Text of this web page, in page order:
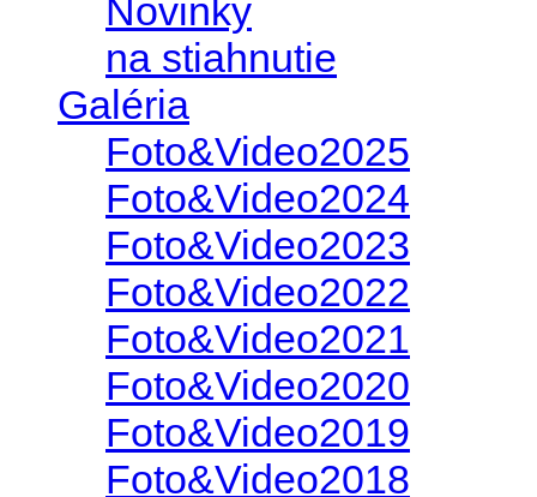
Novinky
na stiahnutie
Galéria
Foto&Video2025
Foto&Video2024
Foto&Video2023
Foto&Video2022
Foto&Video2021
Foto&Video2020
Foto&Video2019
Foto&Video2018